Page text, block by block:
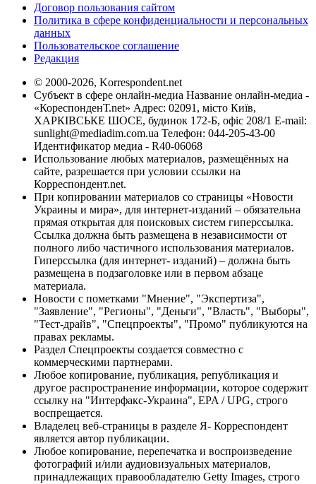
Договор пользования сайтом
Политика в сфере конфиденциальности и персональных
данных
Пользовательское соглашение
Редакция
© 2000-2026, Korrespondent.net
Субъект в сфере онлайн-медиа Название онлайн-медиа -
«КореспонденТ.net» Адрес: 02091, місто Київ,
ХАРКІВСЬКЕ ШОСЕ, будинок 172-Б, офіс 208/1 E-mail:
sunlight@mediadim.com.ua Телефон: 044-205-43-00
Идентификатор медиа - R40-06068
Использование любых материалов, размещённых на
сайте, разрешается при условии ссылки на
Корреспондент.net.
При копировании материалов со страницы «Новости
Украины и мира», для интернет-изданий – обязательна
прямая открытая для поисковых систем гиперссылка.
Ссылка должна быть размещена в независимости от
полного либо частичного использования материалов.
Гиперссылка (для интернет- изданий) – должна быть
размещена в подзаголовке или в первом абзаце
материала.
Новости с пометками "Мнение", "Экспертиза",
"Заявление", "Регионы", "Деньги", "Власть", "Выборы",
"Тест-драйв", "Спецпроекты", "Промо" публикуются на
правах рекламы.
Раздел Спецпроекты создается совместно с
коммерческими партнерами.
Любое копирование, публикация, републикация и
другое распространение информации, которое содержит
ссылку на "Интерфакс-Украина", EPA / UPG, строго
воспрещается.
Владелец веб-страницы в разделе Я- Корреспондент
является автор публикации.
Любое копирование, перепечатка и воспроизведение
фотографий и/или аудиовизуальных материалов,
принадлежащих правообладателю Getty Images, строго